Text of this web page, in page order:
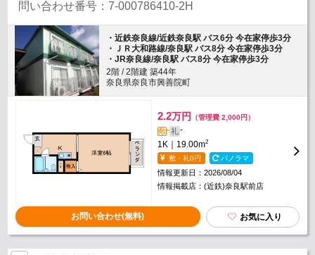
問い合わせ番号：7-000786410-2H
・近鉄奈良線/近鉄奈良駅 バス6分 今在家停歩3分
・ＪＲ大和路線/奈良駅 バス8分 今在家停歩3分
・JR奈良線/奈良駅 バス8分 今在家停歩3分
2階 / 2階建 築44年
奈良県奈良市興善院町
2.2万円 （管理費 2,000円）
敷-礼-
1K｜19.00m2
敷・礼0円 パノラマ
情報更新日：2026/08/04
情報掲載店：(近鉄)奈良駅前店
お問い合わせ(無料) お気に入り